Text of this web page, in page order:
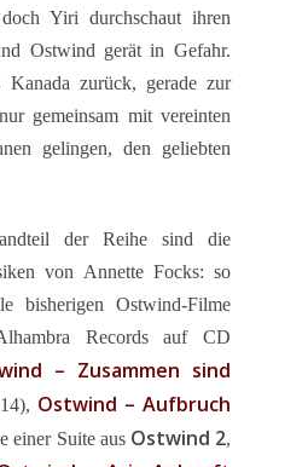
Yiri durchschaut ihren
Ostwind gerät in Gefahr.
zurück, gerade zur
gemeinsam mit vereinten
gelingen, den geliebten
der Reihe sind die
von Annette Focks: so
bisherigen Ostwind-Filme
Records auf CD
– Zusammen sind
Ostwind – Aufbruch
einer Suite aus Ostwind 2,